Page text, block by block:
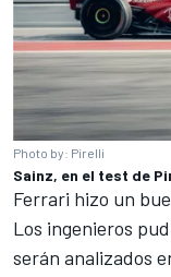
Photo by: Pirelli
Sainz, en el test de
Ferrari hizo un
Los ingenieros
serán analizados